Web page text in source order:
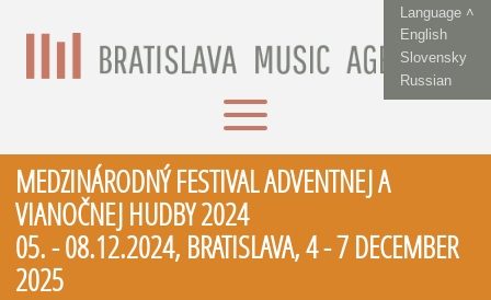
Language ˄
English
Slovensky
Russian
MEDZINÁRODNÝ FESTIVAL ADVENTNEJ A
VIANOČNEJ HUDBY 2024
05. - 08.12.2024, BRATISLAVA, 4 - 7 DECEMBER
2025